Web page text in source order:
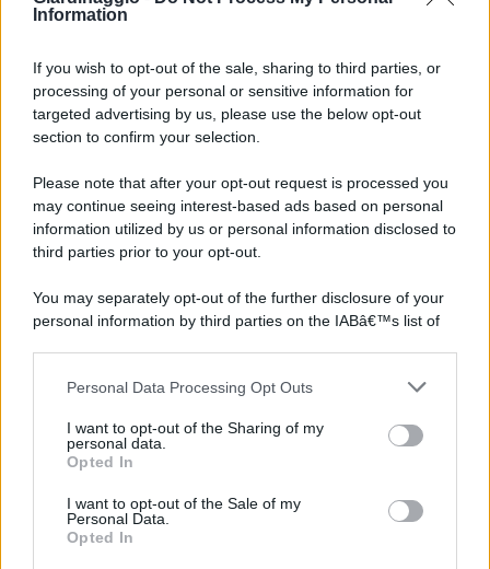
Information
If you wish to opt-out of the sale, sharing to third parties, or
processing of your personal or sensitive information for
targeted advertising by us, please use the below opt-out
section to confirm your selection.
Please note that after your opt-out request is processed you
may continue seeing interest-based ads based on personal
information utilized by us or personal information disclosed to
third parties prior to your opt-out.
You may separately opt-out of the further disclosure of your
personal information by third parties on the IABâ€™s list of
This information may also be disclosed by us to third parties
further disclose it to other third parties.
Please note that this website/app uses one or more Google
services and may gather and store information including but
not limited to your visit or usage behaviour. You may click to
grant or deny consent to Google and its third-party tags to
Personal Data Processing Opt Outs
I want to opt-out of the Sharing of my
personal data.
Opted In
I want to opt-out of the Sale of my
Personal Data.
Opted In